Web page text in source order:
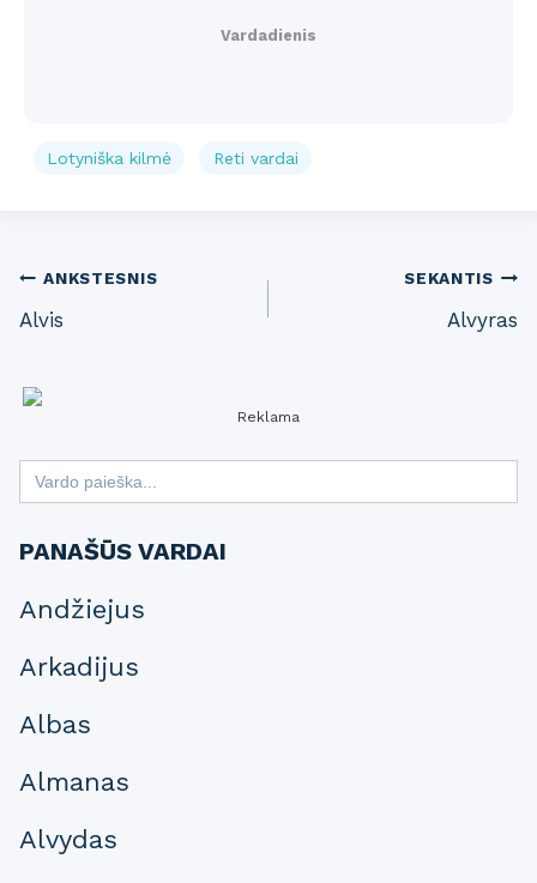
Vardadienis
Lotyniška kilmė Reti vardai
Post
navigation
ANKSTESNIS
Alvis
SEKANTIS
Alvyras
Reklama
Search
for:
PANAŠŪS VARDAI
Andžiejus
Arkadijus
Albas
Almanas
Alvydas